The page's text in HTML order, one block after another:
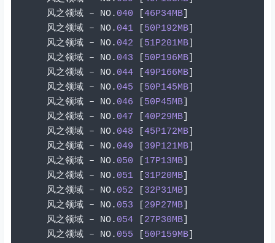
风之领域
– NO. 040 46P34MB]
风之领域
– NO. 041 50P192MB]
风之领域
– NO. 042 51P201MB]
风之领域
– NO. 043 50P196MB]
风之领域
– NO. 044 49P166MB]
风之领域
– NO. 045 50P145MB]
风之领域
– NO. 046 50P45MB]
风之领域
– NO. 047 40P29MB]
风之领域
– NO. 048 45P172MB]
风之领域
– NO. 049 39P121MB]
风之领域
– NO. 050 17P13MB]
风之领域
– NO. 051 31P20MB]
风之领域
– NO. 052 32P31MB]
风之领域
– NO. 053 29P27MB]
风之领域
– NO. 054 27P30MB]
风之领域
– NO. 055 50P159MB]